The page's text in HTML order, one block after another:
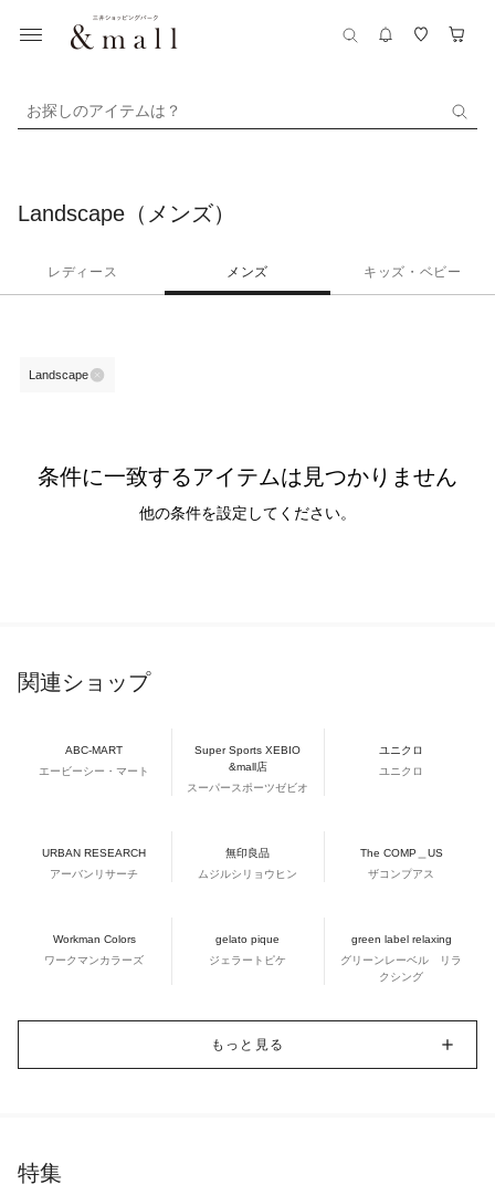
お探しのアイテムは？
Landscape（メンズ）
レディース メンズ キッズ・ベビー
Landscape
条件に一致するアイテムは見つかりません
他の条件を設定してください。
関連ショップ
ABC-MART
エービーシー・マート
Super Sports XEBIO
&mall店
スーパースポーツゼビオ
ユニクロ
ユニクロ
URBAN RESEARCH
アーバンリサーチ
無印良品
ムジルシリョウヒン
The COMP＿US
ザコンプアス
Workman Colors
ワークマンカラーズ
gelato pique
ジェラートピケ
green label relaxing
グリーンレーベル リラ
クシング
もっと見る
特集